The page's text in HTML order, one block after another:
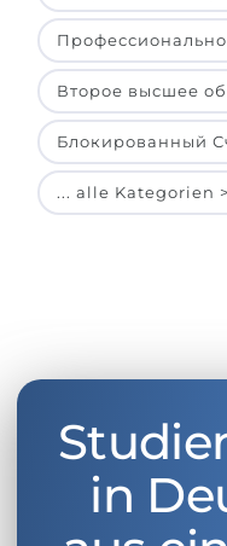
Второе высшее
Блокированный
... alle Kategorien
in